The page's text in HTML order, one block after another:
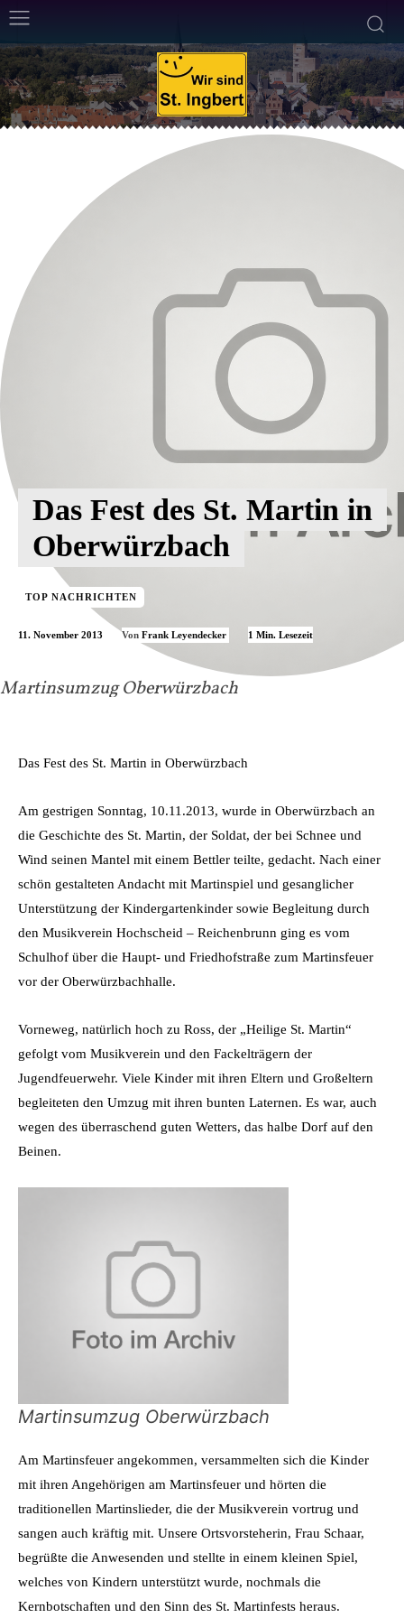
Martinsumzug Oberwürzbach
Das Fest des St. Martin in
Oberwürzbach
TOP NACHRICHTEN
11. November 2013 Von Frank Leyendecker 1 Min. Lesezeit
Das Fest des St. Martin in Oberwürzbach
Am gestrigen Sonntag, 10.11.2013, wurde in Oberwürzbach an
die Geschichte des St. Martin, der Soldat, der bei Schnee und
Wind seinen Mantel mit einem Bettler teilte, gedacht. Nach einer
schön gestalteten Andacht mit Martinspiel und gesanglicher
Unterstützung der Kindergartenkinder sowie Begleitung durch
den Musikverein Hochscheid – Reichenbrunn ging es vom
Schulhof über die Haupt- und Friedhofstraße zum Martinsfeuer
vor der Oberwürzbachhalle.
Vorneweg, natürlich hoch zu Ross, der „Heilige St. Martin“
gefolgt vom Musikverein und den Fackelträgern der
Jugendfeuerwehr. Viele Kinder mit ihren Eltern und Großeltern
begleiteten den Umzug mit ihren bunten Laternen. Es war, auch
wegen des überraschend guten Wetters, das halbe Dorf auf den
Beinen.
Martinsumzug Oberwürzbach
Am Martinsfeuer angekommen, versammelten sich die Kinder
mit ihren Angehörigen am Martinsfeuer und hörten die
traditionellen Martinslieder, die der Musikverein vortrug und
sangen auch kräftig mit. Unsere Ortsvorsteherin, Frau Schaar,
begrüßte die Anwesenden und stellte in einem kleinen Spiel,
welches von Kindern unterstützt wurde, nochmals die
Kernbotschaften und den Sinn des St. Martinfests heraus.